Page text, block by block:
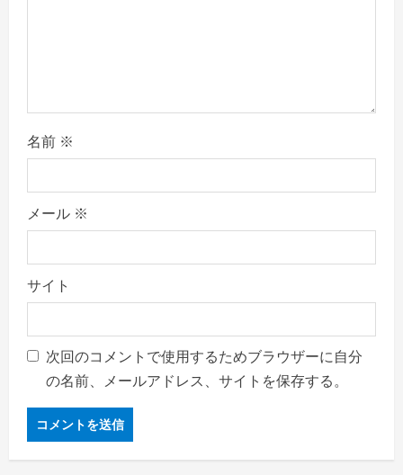
名前 ※
メール ※
サイト
次回のコメントで使用するためブラウザーに自分
の名前、メールアドレス、サイトを保存する。